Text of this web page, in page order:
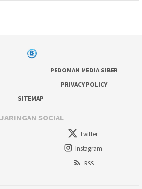
PEDOMAN MEDIA SIBER
PRIVACY POLICY
SITEMAP
JARINGAN SOCIAL
Twitter
Instagram
RSS